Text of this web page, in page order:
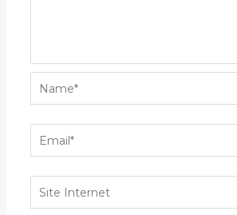
Name*
Email*
Site
Internet